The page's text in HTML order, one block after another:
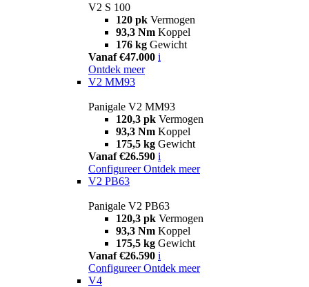
V2 S 100
120 pk Vermogen
93,3 Nm Koppel
176 kg Gewicht
Vanaf €47.000 i
Ontdek meer
V2 MM93
Panigale V2 MM93
120,3 pk Vermogen
93,3 Nm Koppel
175,5 kg Gewicht
Vanaf €26.590 i
Configureer Ontdek meer
V2 PB63
Panigale V2 PB63
120,3 pk Vermogen
93,3 Nm Koppel
175,5 kg Gewicht
Vanaf €26.590 i
Configureer Ontdek meer
V4